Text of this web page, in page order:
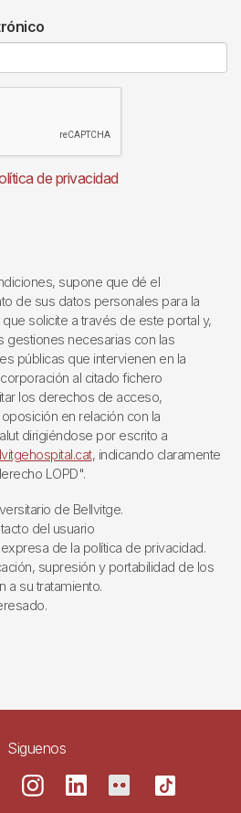
de privacidad
supone que dé el
de sus datos personales para la
solicite a través de este portal y,
gestiones necesarias con las
públicas que intervienen en la
al citado fichero
los derechos de acceso,
en relación con la
dirigiéndose por escrito a
, indicando claramente
LOPD".
de Bellvitge.
del usuario
de la política de privacidad.
supresión y portabilidad de los
a su tratamiento.
Siguenos